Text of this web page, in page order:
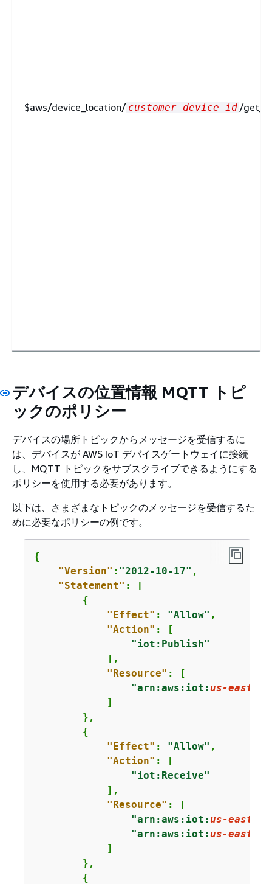
$aws/device_location/ customer_device_id /
デバイスの位置情報 MQTT トピ
ックのポリシー
デバイスの場所トピックからメッセージを受信するに
は、デバイスが AWS IoT デバイスゲートウェイに接続
し、MQTT トピックをサブスクライブできるようにする
ポリシーを使用する必要があります。
以下は、さまざまなトピックのメッセージを受信するた
めに必要なポリシーの例です。
{
"Version" : "2012-10-17" ,
"Statement" : [
{
"Effect" : "Allow" ,
"Action" : [
"iot:Publish"
            ],
"Resource" : [
"arn:aws:iot:us-east-1
            ]
        },
{
"Effect" : "Allow" ,
"Action" : [
"iot:Receive"
            ],
"Resource" : [
"arn:aws:iot:us-east-1
"arn:aws:iot:us-east-1
            ]
        },
{